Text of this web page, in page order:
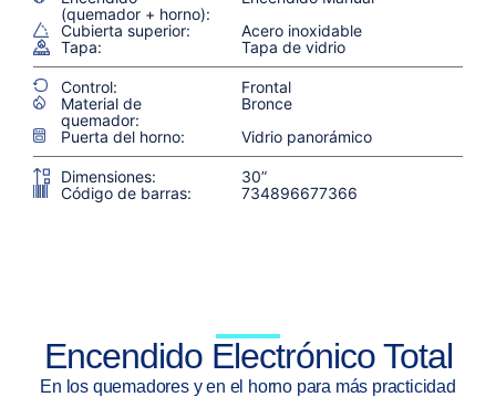
(quemador + horno):
Cubierta superior:
Acero inoxidable
Tapa:
Tapa de vidrio
Control:
Frontal
Material de
quemador:
Bronce
Puerta del horno:
Vidrio panorámico
Dimensiones:
30”
Código de barras:
734896677366
Encendido Electrónico Total
En los quemadores y en el horno para más practicidad